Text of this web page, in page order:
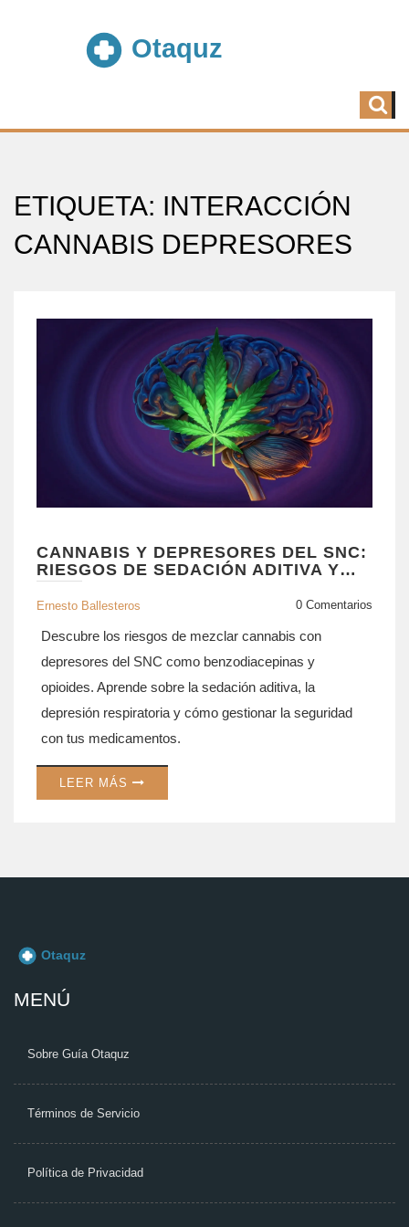
ETIQUETA: INTERACCIÓN
CANNABIS DEPRESORES
CANNABIS Y DEPRESORES DEL SNC:
RIESGOS DE SEDACIÓN ADITIVA Y
SEGURIDAD
Ernesto Ballesteros 0 Comentarios
Descubre los riesgos de mezclar cannabis con
depresores del SNC como benzodiacepinas y
opioides. Aprende sobre la sedación aditiva, la
depresión respiratoria y cómo gestionar la seguridad
con tus medicamentos.
LEER MÁS
MENÚ
Sobre Guía Otaquz
Términos de Servicio
Política de Privacidad